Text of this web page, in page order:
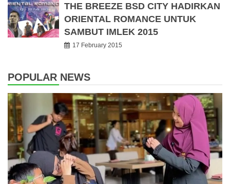
THE BREEZE BSD CITY HADIRKAN
ORIENTAL ROMANCE UNTUK
SAMBUT IMLEK 2015
17 February 2015
POPULAR NEWS